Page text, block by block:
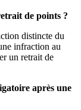
de points ?
distincte du
infraction au
un retrait de
après une